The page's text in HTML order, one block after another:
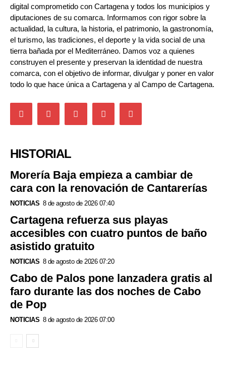
digital comprometido con Cartagena y todos los municipios y
diputaciones de su comarca. Informamos con rigor sobre la
actualidad, la cultura, la historia, el patrimonio, la gastronomía,
el turismo, las tradiciones, el deporte y la vida social de una
tierra bañada por el Mediterráneo. Damos voz a quienes
construyen el presente y preservan la identidad de nuestra
comarca, con el objetivo de informar, divulgar y poner en valor
todo lo que hace única a Cartagena y al Campo de Cartagena.
HISTORIAL
Morería Baja empieza a cambiar de
cara con la renovación de Cantarerías
NOTICIAS 8 de agosto de 2026 07:40
Cartagena refuerza sus playas
accesibles con cuatro puntos de baño
asistido gratuito
NOTICIAS 8 de agosto de 2026 07:20
Cabo de Palos pone lanzadera gratis al
faro durante las dos noches de Cabo
de Pop
NOTICIAS 8 de agosto de 2026 07:00